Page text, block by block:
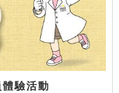
體驗活動